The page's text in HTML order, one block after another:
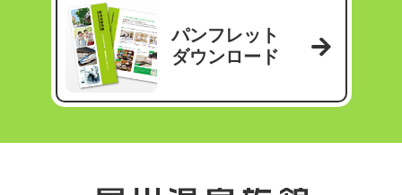
パンフレット
ダウンロード